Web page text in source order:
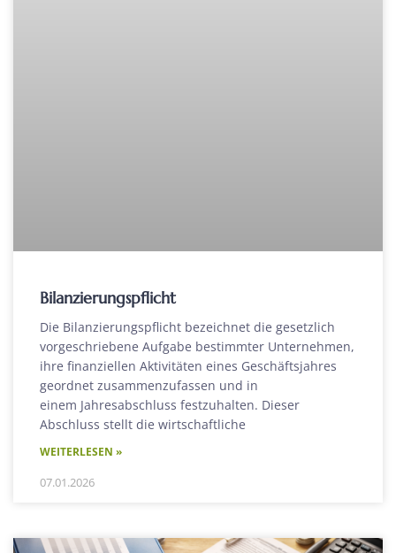
Bilanzierungspflicht
Die Bilanzierungspflicht bezeichnet die gesetzlich
vorgeschriebene Aufgabe bestimmter Unternehmen,
ihre finanziellen Aktivitäten eines Geschäftsjahres
geordnet zusammenzufassen und in
einem Jahresabschluss festzuhalten. Dieser
Abschluss stellt die wirtschaftliche
WEITERLESEN »
07.01.2026